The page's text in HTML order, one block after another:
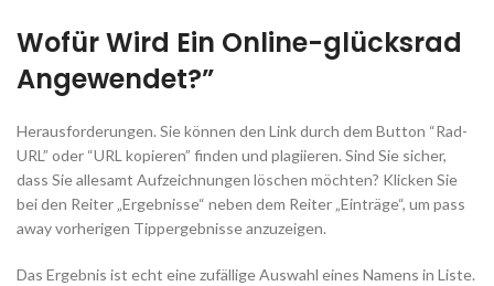
Wofür Wird Ein Online-glücksrad
Angewendet?”
Herausforderungen. Sie können den Link durch dem Button “Rad-
URL” oder “URL kopieren” finden und plagiieren. Sind Sie sicher,
dass Sie allesamt Aufzeichnungen löschen möchten? Klicken Sie
bei den Reiter „Ergebnisse“ neben dem Reiter „Einträge“, um pass
away vorherigen Tippergebnisse anzuzeigen.
Das Ergebnis ist echt eine zufällige Auswahl eines Namens in Liste.